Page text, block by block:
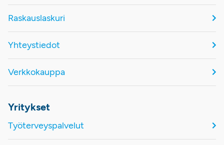
Raskauslaskuri
Yhteystiedot
Verkkokauppa
Yritykset
Työterveyspalvelut